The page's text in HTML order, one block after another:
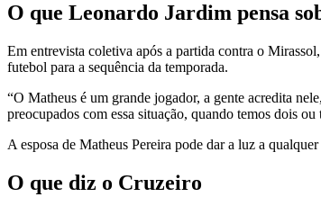
O que Leonardo Jardim pensa
Em entrevista coletiva após a partida contra o
futebol para a sequência da temporada.
“O Matheus é um grande jogador, a gente acredita
preocupados com essa situação, quando temos dois
A esposa de Matheus Pereira pode dar a luz a
O que diz o Cruzeiro